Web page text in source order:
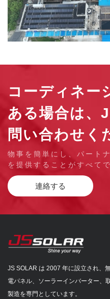
コーディネー
ある場合は、
問い合わせく
物事を簡単にし、パート
を提供することがすべてで
連絡する
JS SOLAR は 2007 年に設立され、
電パネル、ソーラーインバーター、
製造を専門としています。